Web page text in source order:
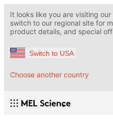
It looks like you are visiting our
switch to our regional site for
product details, and special
Switch to USA
Choose another country